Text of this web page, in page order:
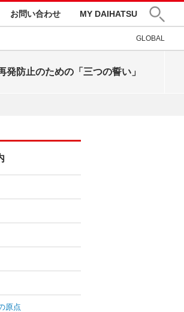
お問い合わせ MY DAIHATSU
GLOBAL
発防止のための「三つの誓い」
原点